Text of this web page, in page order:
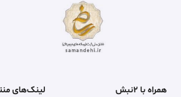
همراه با ۲نبش لینک‌های